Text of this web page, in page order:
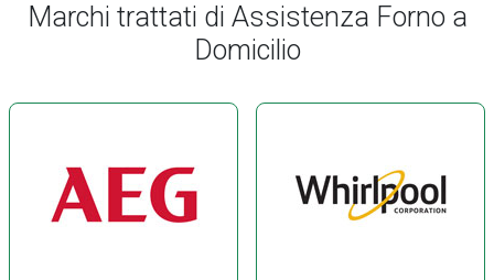
Marchi trattati di Assistenza Forno a
Domicilio